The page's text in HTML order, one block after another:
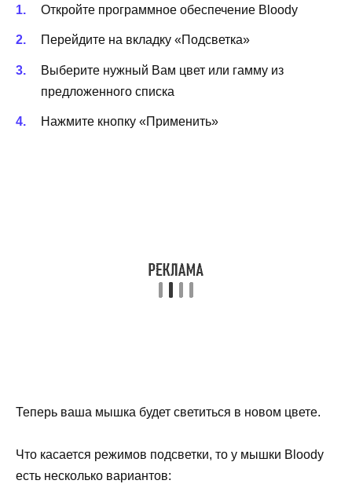
Откройте программное обеспечение Bloody
Перейдите на вкладку «Подсветка»
Выберите нужный Вам цвет или гамму из
предложенного списка
Нажмите кнопку «Применить»
Теперь ваша мышка будет светиться в новом цвете.
Что касается режимов подсветки, то у мышки Bloody
есть несколько вариантов: